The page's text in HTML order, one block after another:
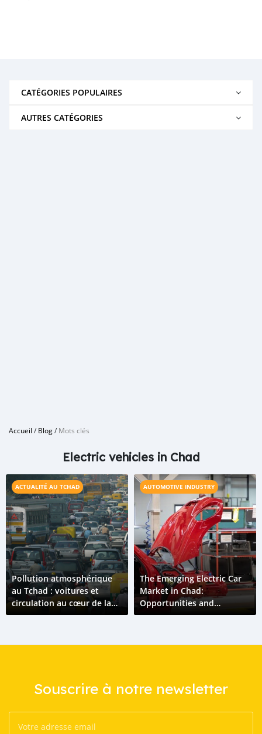
CATÉGORIES POPULAIRES
AUTRES CATÉGORIES
Accueil /Blog/Mots clés
Electric vehicles in Chad
ACTUALITÉ AU TCHAD
Pollution atmosphérique
au Tchad : voitures et
circulation au cœur de la
crise
AUTOMOTIVE INDUSTRY
The Emerging Electric Car
Market in Chad:
Opportunities and
Challenges
Souscrire à notre newsletter